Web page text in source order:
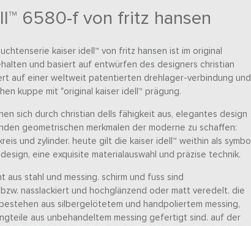
6580-f von fritz hansen
kaiser idell™ von fritz hansen ist im original
und basiert auf entwürfen des designers christian
auf einer weltweit patentierten drehlager-verbindung und
kuppe mit "original kaiser idell™ prägung.
sich durch christian dells fähigkeit aus, elegantes design
geometrischen merkmalen der moderne zu schaffen:
und zylinder. heute gilt die kaiser idell™ weithin als symbol
eine exquisite materialauswahl und präzise technik.
aus stahl und messing. schirm und fuss sind
nasslackiert und hochglänzend oder matt veredelt. die
aus silbergelötetem und handpoliertem messing,
aus unbehandeltem messing gefertigt sind. auf der